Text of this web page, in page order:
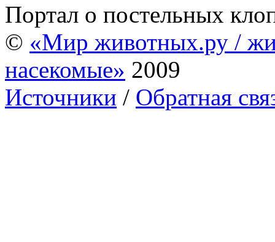
Портал о постельных
© «Мир животных.ру /
насекомые» 2009
Источники / Обратная